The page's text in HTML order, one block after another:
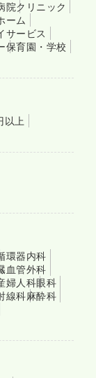
院クリニック
ーム
サービス
保育園・学校
以上
環器内科
血管外科
婦人科眼科
線科麻酔科